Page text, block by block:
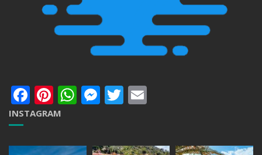
Facebook
Pinterest
WhatsApp
Messenger
Twitter
INSTAGRAM